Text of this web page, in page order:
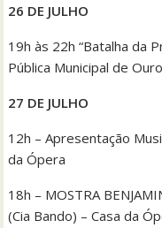
26 DE JULHO
19h às 22h “Batalha da
Pública Municipal de
27 DE JULHO
12h – Apresentação
da Ópera
18h – MOSTRA
(Cia Bando) – Casa da